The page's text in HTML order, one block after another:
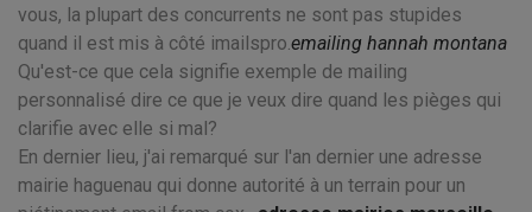
vous, la plupart des concurrents ne sont pas stupides
quand il est mis à côté imailspro.emailing hannah montana
Qu'est-ce que cela signifie exemple de mailing
personnalisé dire ce que je veux dire quand les pièges qui
clarifie avec elle si mal?
En dernier lieu, j'ai remarqué sur l'an dernier une adresse
mairie haguenau qui donne autorité à un terrain pour un